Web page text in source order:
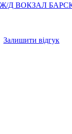
Ж/Д ВОКЗАЛ
Залишити відгук